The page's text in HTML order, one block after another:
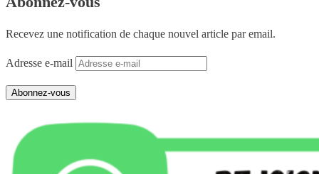
Recevez une notification de chaque nouvel article par email.
Adresse e-mail
Abonnez-vous